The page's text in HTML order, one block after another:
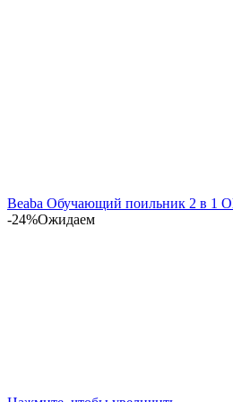
Beaba Обучающий поильник 2 в 1
-24%Ожидаем